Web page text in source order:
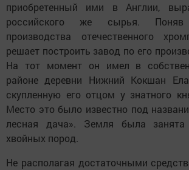
приобретенный ими в Англии,
российского же сырья. Поняв
производства отечественного
решает построить завод по его
На тот момент он имел в
районе деревни Нижний Кокшан
скупленную его отцом у знатного
Место это было известно под
лесная дача». Земля была
хвойных пород.
Не располагая достаточными